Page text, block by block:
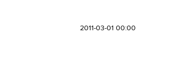
2011-03-01 00:00